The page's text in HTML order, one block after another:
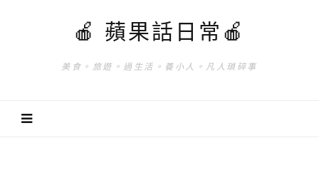
🍎 蘋果話日常🍎
美食。旅遊。過生活。養小人。凡人瑣碎事